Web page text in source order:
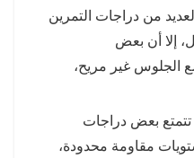
من دراجات التمرين
إلا أن بعض
الجلوس غير مريح،
تتمتع بعض دراجات
مقاومة محدودة،